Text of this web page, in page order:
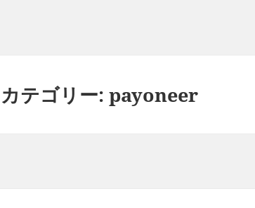
カテゴリー:payoneer